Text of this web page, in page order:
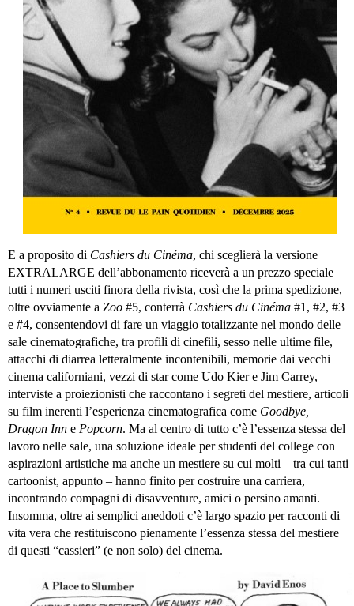
E a proposito di Cashiers du Cinéma, chi sceglierà la versione
EXTRALARGE dell’abbonamento riceverà a un prezzo speciale
tutti i numeri usciti finora della rivista, così che la prima spedizione,
oltre ovviamente a Zoo #5, conterrà Cashiers du Cinéma #1, #2, #3
e #4, consentendovi di fare un viaggio totalizzante nel mondo delle
sale cinematografiche, tra profili di cinefili, sesso nelle ultime file,
attacchi di diarrea letteralmente incontenibili, memorie dai vecchi
cinema californiani, vezzi di star come Udo Kier e Jim Carrey,
interviste a proiezionisti che raccontano i segreti del mestiere, articoli
su film inerenti l’esperienza cinematografica come Goodbye,
Dragon Inn e Popcorn. Ma al centro di tutto c’è l’essenza stessa del
lavoro nelle sale, una soluzione ideale per studenti del college con
aspirazioni artistiche ma anche un mestiere su cui molti – tra cui tanti
cartoonist, appunto – hanno finito per costruire una carriera,
incontrando compagni di disavventure, amici o persino amanti.
Insomma, oltre ai semplici aneddoti c’è largo spazio per racconti di
vita vera che restituiscono pienamente l’essenza stessa del mestiere
di questi “cassieri” (e non solo) del cinema.